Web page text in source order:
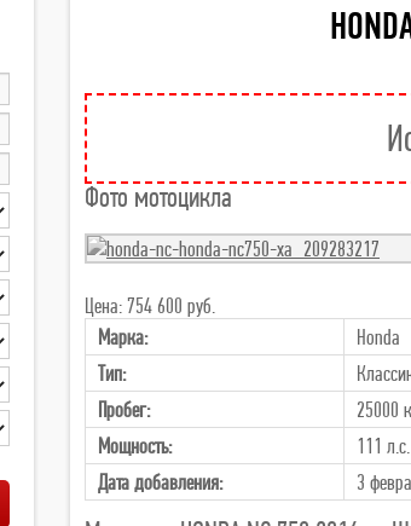
Фото мотоцикла
Цена: 754 600 руб.
Марка:
Honda
Тип:
Пробег:
25000
Мощность:
111 л.с.
Дата добавления:
3